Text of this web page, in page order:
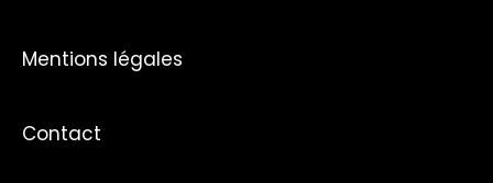
Mentions légales
Contact